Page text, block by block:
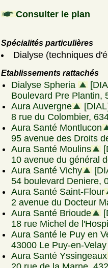
Consulter le plan
Spécialités particulières
Dialyse (techniques
Etablissements rattachés
Dialyse Spheria
Boulevard Pre Plantin,
Aura Auvergne
[DIAL]
8 rue du Colombier,
Aura Santé Montlucon
95 avenue des Droits
Aura Santé Moulins
10 avenue du général
Aura Santé Vichy
54 boulevard Deniere,
Aura Santé Saint-Flour
2 avenue du Docteur
Aura Santé Brioude
18 rue Michel de
Aura Santé le Puy en
43000 Le Puy-en-Velay
Aura Santé Yssingeaux